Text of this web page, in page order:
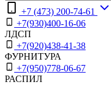
+7 (473) 200-74-61
+7(930)400-16-06
ЛДСП
+7(920)438-41-38
ФУРНИТУРА
+7(950)778-06-67
РАСПИЛ